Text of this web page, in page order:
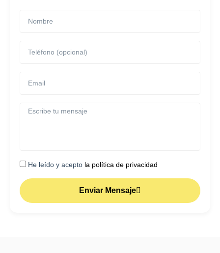
He leído y acepto la política de privacidad
Enviar Mensaje